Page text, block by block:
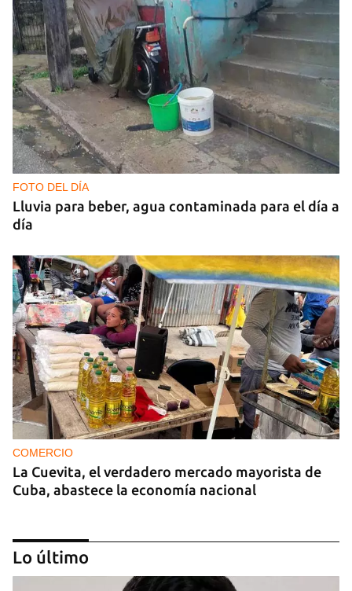
FOTO DEL DÍA
Lluvia para beber, agua contaminada para el día a
día
COMERCIO
La Cuevita, el verdadero mercado mayorista de
Cuba, abastece la economía nacional
Lo último